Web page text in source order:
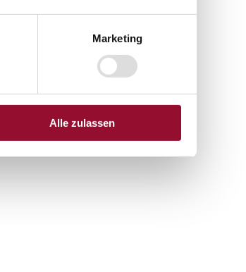
Marketing
Alle zulassen
Tür